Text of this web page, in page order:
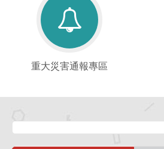
計
大
害
重大災害通報專區